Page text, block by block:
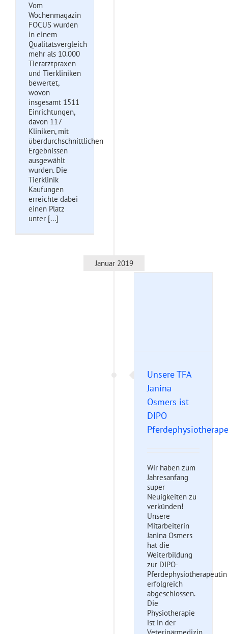
Vom
Wochenmagazin
FOCUS wurden
in einem
Qualitätsvergleich
mehr als 10.000
Tierarztpraxen
und Tierkliniken
bewertet,
wovon
insgesamt 1511
Einrichtungen,
davon 117
Kliniken, mit
überdurchschnittlichen
Ergebnissen
ausgewählt
wurden. Die
Tierklinik
Kaufungen
erreichte dabei
einen Platz
unter [...]
Januar 2019
Unsere TFA
Janina
Osmers ist
DIPO
Wir haben zum
Jahresanfang
super
Neuigkeiten zu
verkünden!
Unsere
Mitarbeiterin
Janina Osmers
hat die
Weiterbildung
zur DIPO-
Pferdephysiotherapeutin
erfolgreich
abgeschlossen.
Die
Physiotherapie
ist in der
Veterinärmedizin